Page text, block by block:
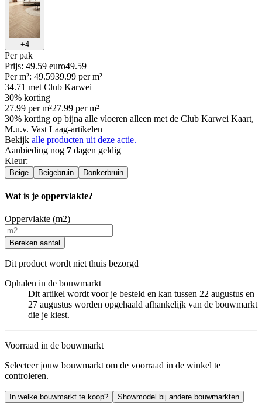
+4
Per pak
Prijs: 49.59 euro49.59
Per m²: 49.5939.99 per m²
34.71 met Club Karwei
30% korting
27.99 per m²27.99 per m²
30% korting op bijna alle vloeren alleen met de Club Karwei Kaart,
M.u.v. Vast Laag-artikelen
Bekijk alle producten uit deze actie.
Aanbieding nog 7 dagen geldig
Kleur:
Beige Beigebruin Donkerbruin
Wat is je oppervlakte?
Oppervlakte (m2)
Bereken aantal
Dit product wordt niet thuis bezorgd
Ophalen in de bouwmarkt
Dit artikel wordt voor je besteld en kan tussen 22 augustus en
27 augustus worden opgehaald afhankelijk van de bouwmarkt
die je kiest.
Voorraad in de bouwmarkt
Selecteer jouw bouwmarkt om de voorraad in de winkel te
controleren.
In welke bouwmarkt te koop? Showmodel bij andere bouwmarkten